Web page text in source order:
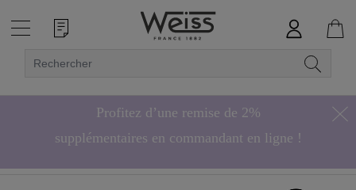
Profitez d’une remise de 2%
supplémentaires en commandant en ligne !